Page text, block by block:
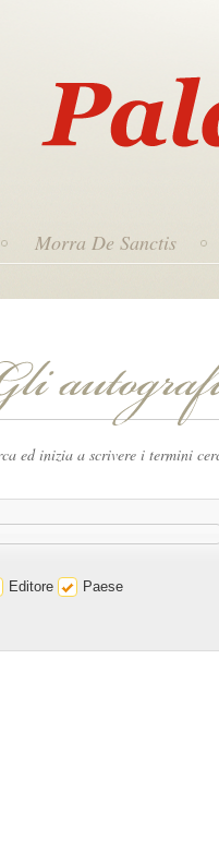
Morra De Sanctis
ed inizia a scrivere i termini
Editore Paese